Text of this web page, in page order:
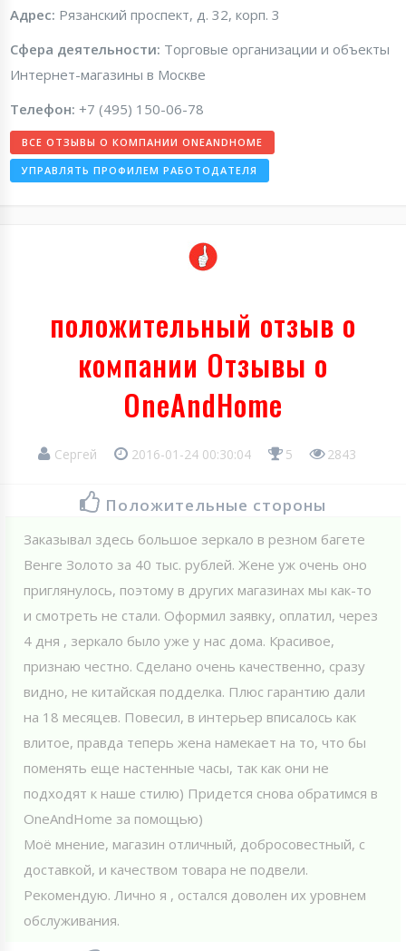
Адрес: Рязанский проспект, д. 32, корп. 3
Сфера деятельности: Торговые организации и объекты
Интернет-магазины в Москве
Телефон: +7 (495) 150-06-78
ВСЕ ОТЗЫВЫ О КОМПАНИИ ONEANDHOME
УПРАВЛЯТЬ ПРОФИЛЕМ РАБОТОДАТЕЛЯ
положительный отзыв о
компании Отзывы о
OneAndHome
Сергей 2016-01-24 00:30:04 5 2843
Положительные стороны
Заказывал здесь большое зеркало в резном багете
Венге Золото за 40 тыс. рублей. Жене уж очень оно
приглянулось, поэтому в других магазинах мы как-то
и смотреть не стали. Оформил заявку, оплатил, через
4 дня , зеркало было уже у нас дома. Красивое,
признаю честно. Сделано очень качественно, сразу
видно, не китайская подделка. Плюс гарантию дали
на 18 месяцев. Повесил, в интерьер вписалось как
влитое, правда теперь жена намекает на то, что бы
поменять еще настенные часы, так как они не
подходят к наше стилю) Придется снова обратимся в
OneAndHome за помощью)
Моё мнение, магазин отличный, добросовестный, с
доставкой, и качеством товара не подвели.
Рекомендую. Лично я , остался доволен их уровнем
обслуживания.